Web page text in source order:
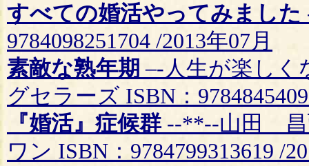
すべての婚活やってみました
9784098251704 /2013年07月
素敵な熟年期 –-人生が楽し
グセラーズ ISBN：
『婚活』症候群 --**--山田 昌
ワン ISBN：9784799313619 /